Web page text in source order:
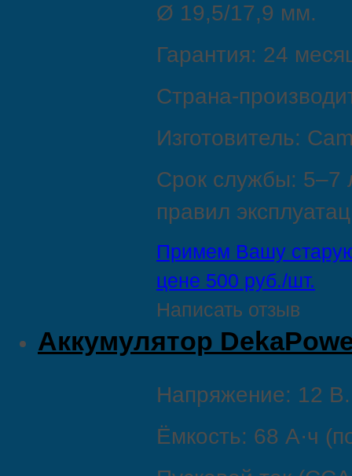
Ø 19,5/17,9 мм.
Гарантия: 24
Изготовитель:
Срок службы: 5–7
правил
Примем Вашу
цене 500 руб./шт.
Написать отзыв
Аккумулятор
Напряжение: 12 В.
Ёмкость: 68 А·ч